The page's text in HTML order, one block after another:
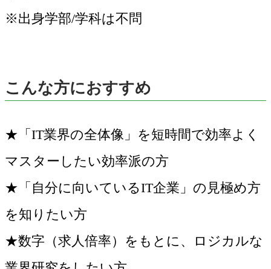
こんな方におすすめ
★「IT業界の全体像」を短時間で効率よく
マスターしたい効率派の方
★「自分に向いているIT企業」の見極め方
を知りたい方
★数字（求人倍率）をもとに、ロジカルな